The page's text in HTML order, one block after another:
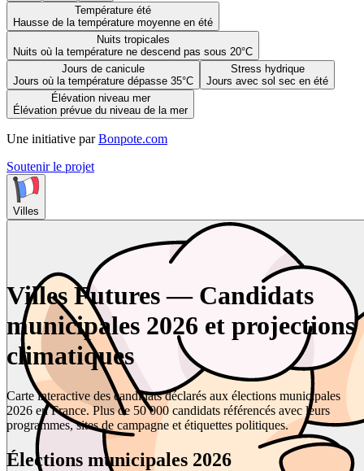
Température été
Hausse de la température moyenne en été
Nuits tropicales
Nuits où la température ne descend pas sous 20°C
Jours de canicule
Jours où la température dépasse 35°C
Stress hydrique
Jours avec sol sec en été
Élévation niveau mer
Élévation prévue du niveau de la mer
Une initiative par Bonpote.com
Soutenir le projet
Villes
Villes Futures — Candidats
municipales 2026 et projections
climatiques
Carte interactive des candidats déclarés aux élections municipales
2026 en France. Plus de 50 000 candidats référencés avec leurs
programmes, sites de campagne et étiquettes politiques.
Élections municipales 2026